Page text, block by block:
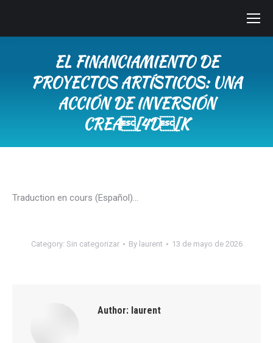
EL FINANCIAMIENTO DE
PROYECTOS ARTÍSTICOS: UNA
ACCIÓN DE INVERSIÓN
CREA[4D[K
Traduction en cours (Español)…
Category: Sin categorizar By laurent 13 de mayo de 2026
Author: laurent